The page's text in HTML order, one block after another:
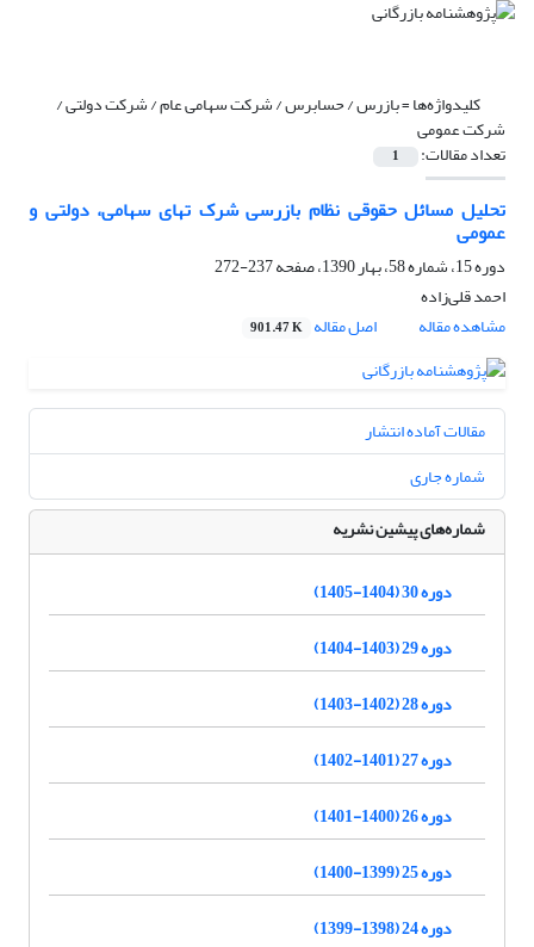
کلیدواژه‌ها =بازرس / حسابرس / شرکت سهامی عام / شرکت دولتی /
شرکت عمومی
تعداد مقالات: 1
تحلیل مسائل حقوقی نظام بازرسی شرک تهای سهامی، دولتی و
عمومی
دوره 15، شماره 58، بهار 1390، صفحه
237-272
احمد قلی‌زاده
مشاهده مقاله
اصل مقاله 901.47 K
مقالات آماده انتشار
شماره جاری
شماره‌های پیشین نشریه
دوره 30 (1404-1405)
دوره 29 (1403-1404)
دوره 28 (1402-1403)
دوره 27 (1401-1402)
دوره 26 (1400-1401)
دوره 25 (1399-1400)
دوره 24 (1398-1399)